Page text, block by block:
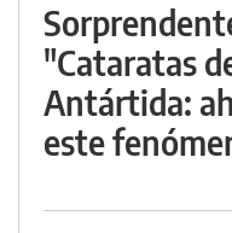
"Cataratas
Antártida:
este